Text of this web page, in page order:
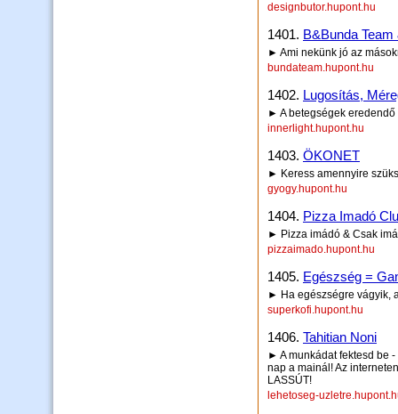
designbutor.hupont.hu
1401. B&Bunda
► Ami nekünk jó az
bundateam.hupont.hu
1402. Lugosítás,
► A betegségek eredendő
innerlight.hupont.hu
1403. ÖKONET
► Keress amennyire
gyogy.hupont.hu
1404. Pizza Imadó
► Pizza imádó & Csak
pizzaimado.hupont.hu
1405. Egészség =
► Ha egészségre vágyik,
superkofi.hupont.hu
1406. Tahitian Noni
► A munkádat fektesd be
nap a mainál! Az
LASSÚT!
lehetoseg-